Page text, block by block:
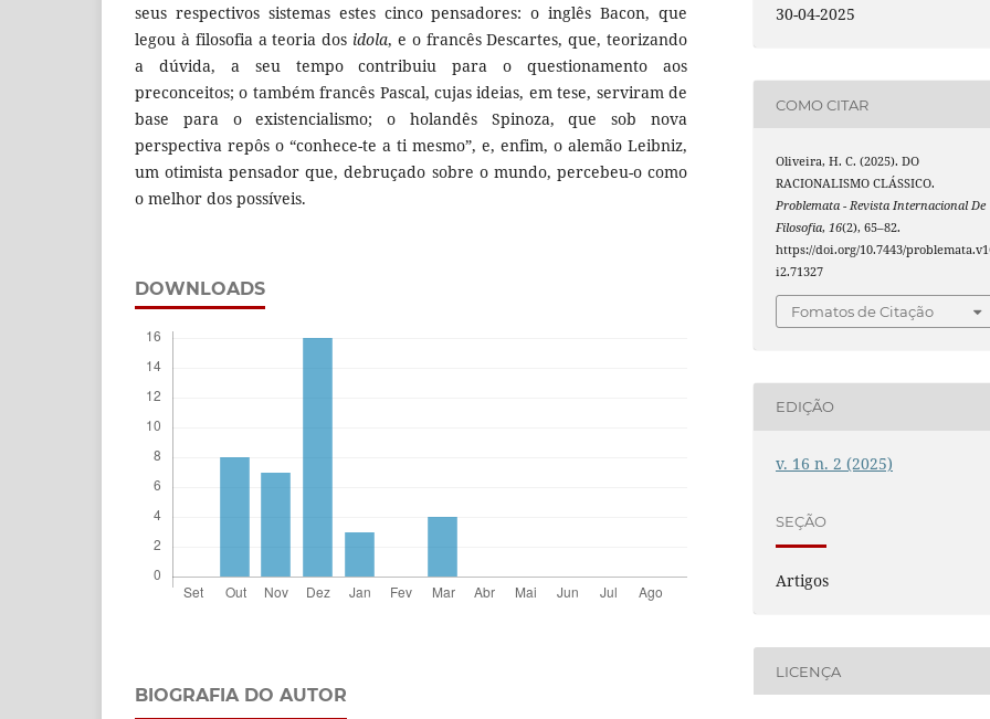
seus respectivos sistemas estes cinco pensadores: o inglês Bacon, que
legou à filosofia a teoria dos idola, e o francês Descartes, que, teorizando
a dúvida, a seu tempo contribuiu para o questionamento aos
preconceitos; o também francês Pascal, cujas ideias, em tese, serviram de
base para o existencialismo; o holandês Spinoza, que sob nova
perspectiva repôs o “conhece-te a ti mesmo”, e, enfim, o alemão Leibniz,
um otimista pensador que, debruçado sobre o mundo, percebeu-o como
o melhor dos possíveis.
DOWNLOADS
BIOGRAFIA DO AUTOR
30-04-2025
COMO CITAR
Oliveira, H. C. (2025). DO
RACIONALISMO CLÁSSICO.
Problemata - Revista Internacional De
Filosofia,16(2), 65–82.
https://doi.org/10.7443/
i2.71327
Fomatos de Citação
EDIÇÃO
v. 16 n. 2 (2025)
SEÇÃO
Artigos
LICENÇA